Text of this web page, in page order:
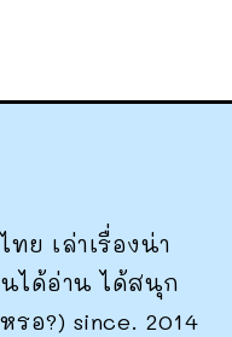
ทย เล่าเรื่องน่า
ได้อ่าน ได้สนุก
รอ?) since. 2014